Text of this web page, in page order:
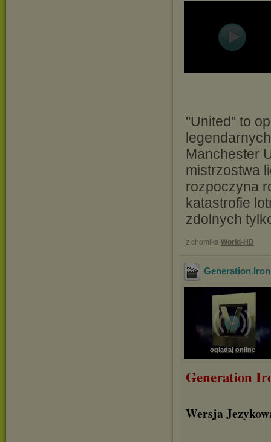
"United" to
Manchester
mistrzostwa
rozpoczyna
katastrofie
zdolnych
z chomika World-HD
oglądaj online
Generation
Wersja